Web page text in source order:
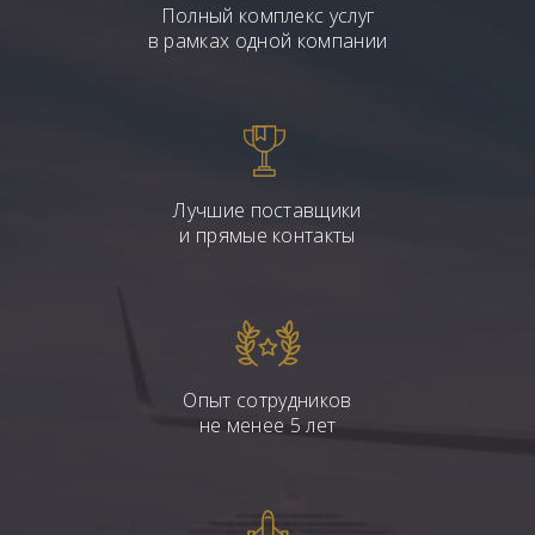
Полный комплекс услуг
в рамках одной компании
Лучшие поставщики
и прямые контакты
Опыт сотрудников
не менее 5 лет